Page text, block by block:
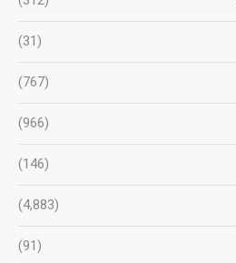
(31)
(767)
(966)
(146)
(4,883)
(91)